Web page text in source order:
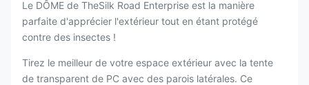
Le DÔME de TheSilk Road Enterprise est la manière
parfaite d'apprécier l'extérieur tout en étant protégé
contre des insectes !
Tirez le meilleur de votre espace extérieur avec la tente
de transparent de PC avec des parois latérales. Ce